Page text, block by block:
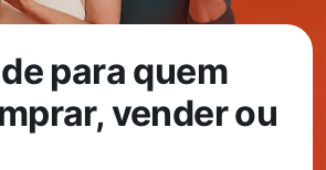
para quem
vender ou